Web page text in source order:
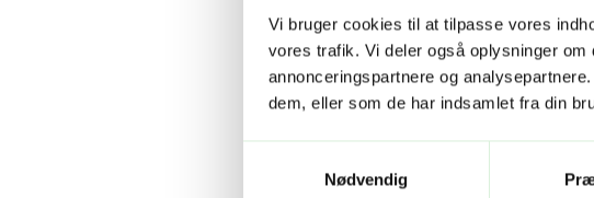
Vi bruger cookies til at tilpasse vores
vores trafik. Vi deler også oplysninger
annonceringspartnere og
dem, eller som de har indsamlet fra din
Nødvendig
Smag på Oaxacas
En tur til Oaxaca er
specialiteter, og
smagseventyr. Prøv
aztekiske drik Xocóatl.
midt i markedsområdet,